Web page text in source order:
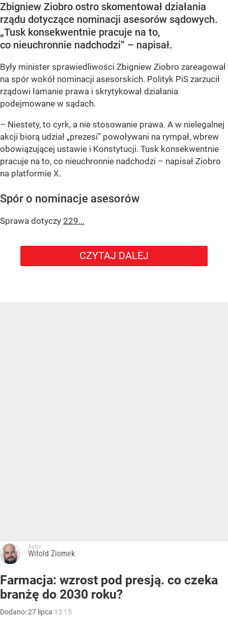
Zbigniew Ziobro ostro skomentował działania
rządu dotyczące nominacji asesorów sądowych.
„Tusk konsekwentnie pracuje na to,
co nieuchronnie nadchodzi” – napisał.
Były minister sprawiedliwości Zbigniew Ziobro zareagował
na spór wokół nominacji asesorskich. Polityk PiS zarzucił
rządowi łamanie prawa i skrytykował działania
podejmowane w sądach.
– Niestety, to cyrk, a nie stosowanie prawa. A w nielegalnej
akcji biorą udział „prezesi” powoływani na rympał, wbrew
obowiązującej ustawie i Konstytucji. Tusk konsekwentnie
pracuje na to, co nieuchronnie nadchodzi – napisał Ziobro
na platformie X.
Spór o nominacje asesorów
Sprawa dotyczy 229...
CZYTAJ DALEJ
Autor:
Witold Ziomek
Farmacja: wzrost pod presją. co czeka
branżę do 2030 roku?
Dodano:27 lipca 13:15